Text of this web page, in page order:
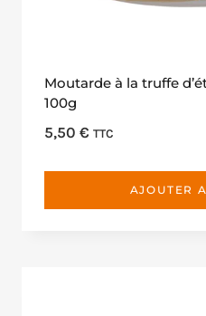
Moutarde à la truffe
100g
5,50 € TTC
AJOUTER